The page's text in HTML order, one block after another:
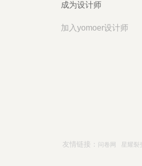
成为设计师
加入yomoer设计师
友情链接： 问卷网 星耀裂